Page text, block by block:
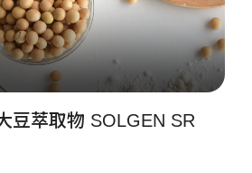
豆萃取物 SOLGEN SR